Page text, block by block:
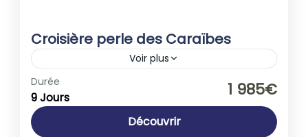
Croisière perle des Caraïbes
Voir plus
Guadeloupe
1-40 People
Durée
9 Jours 1 985€
Découvrir